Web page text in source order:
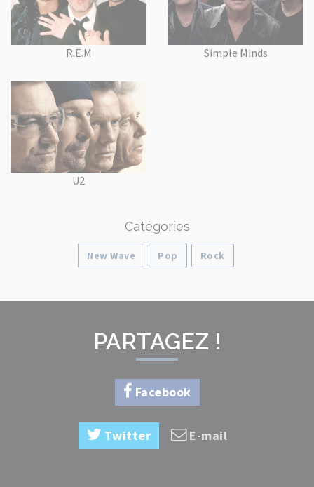
R.E.M Simple Minds
U2
Catégories
New Wave Pop Rock
PARTAGEZ !
Facebook
Twitter E-mail